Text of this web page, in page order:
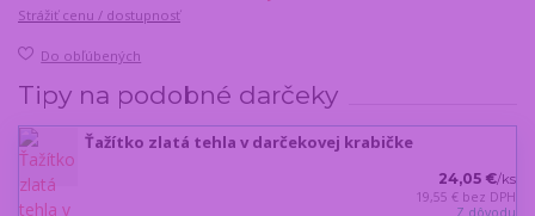
Strážiť cenu / dostupnosť
Do obľúbených
Tipy na podobné darčeky
Ťažítko zlatá tehla v darčekovej krabičke
24,05 €/ks
19,55 € bez DPH
Z dôvodu